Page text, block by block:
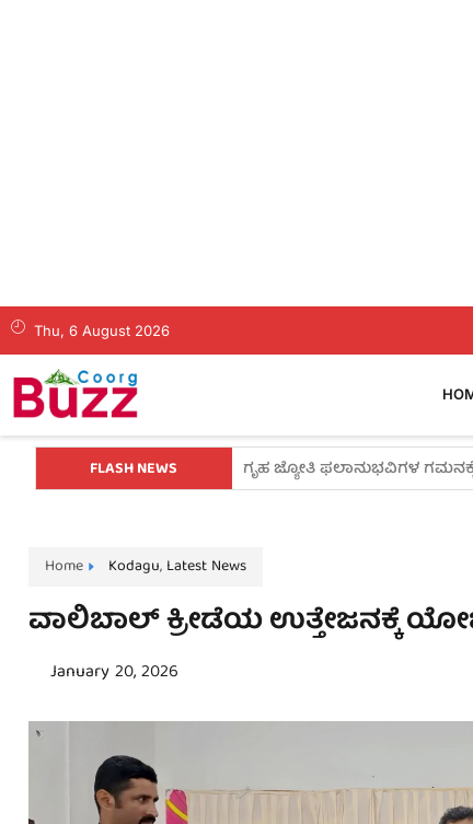
Thu, 6 August 2026
FLASH NEWS ಕಳೆದ 24 ಗಂಟೆ ಅವಧಿಯಲ್ಲಿ
Home Kodagu, Latest News
ವಾಲಿಬಾಲ್ ಕ್ರೀಡೆಯ ಉತ್ತೇಜನಕ್ಕೆ
January 20, 2026